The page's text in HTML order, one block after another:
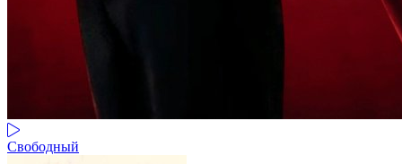
Свободный